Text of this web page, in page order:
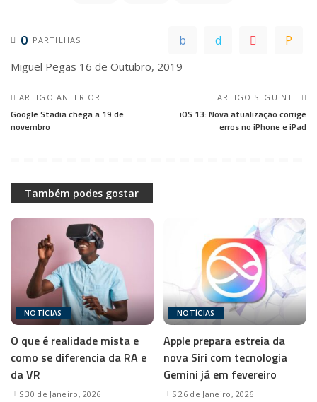
0 PARTILHAS
Miguel Pegas 16 de Outubro, 2019
ARTIGO ANTERIOR
Google Stadia chega a 19 de
novembro
ARTIGO SEGUINTE
iOS 13: Nova atualização corrige
erros no iPhone e iPad
Também podes gostar
NOTÍCIAS
O que é realidade mista e
como se diferencia da RA e
da VR
30 de Janeiro, 2026
NOTÍCIAS
Apple prepara estreia da
nova Siri com tecnologia
Gemini já em fevereiro
26 de Janeiro, 2026